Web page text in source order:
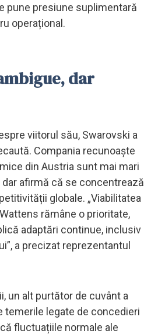
pune presiune suplimentară
operațional.
dar
viitorul său, Swarovski a
Compania recunoaște
din Austria sunt mai mari
dar afirmă că se concentrează
globale. „Viabilitatea
rămâne o prioritate,
adaptări continue, inclusiv
a precizat reprezentantul
un alt purtător de cuvânt a
temerile legate de concedieri
fluctuațiile normale ale